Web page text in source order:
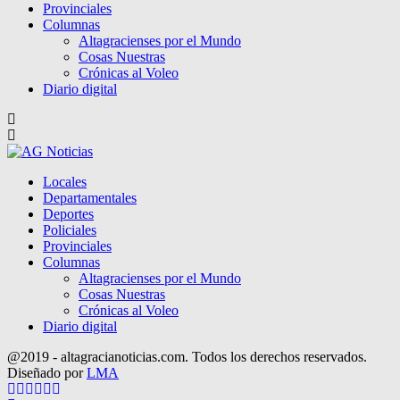
Provinciales
Columnas
Altagracienses por el Mundo
Cosas Nuestras
Crónicas al Voleo
Diario digital
Locales
Departamentales
Deportes
Policiales
Provinciales
Columnas
Altagracienses por el Mundo
Cosas Nuestras
Crónicas al Voleo
Diario digital
@2019 - altagracianoticias.com. Todos los derechos reservados.
Diseñado porLMA
Facebook
Twitter
Instagram
Pinterest
Google